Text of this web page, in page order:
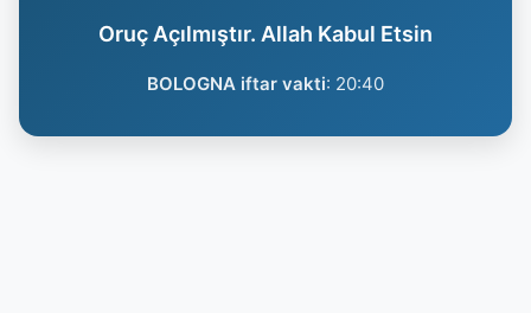
Oruç Açılmıştır. Allah Kabul Etsin
BOLOGNA iftar vakti: 20:40